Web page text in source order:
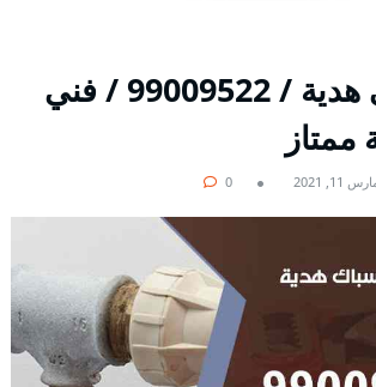
سباك صحي هدية / 99009522 / فني
11, 2021
0